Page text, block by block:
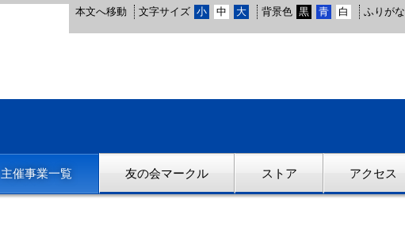
本文へ移動 文字サイズ 小 中 大 背景色 黒 青 白 ふりがな
主催事業一覧 友の会マークル ストア アクセス